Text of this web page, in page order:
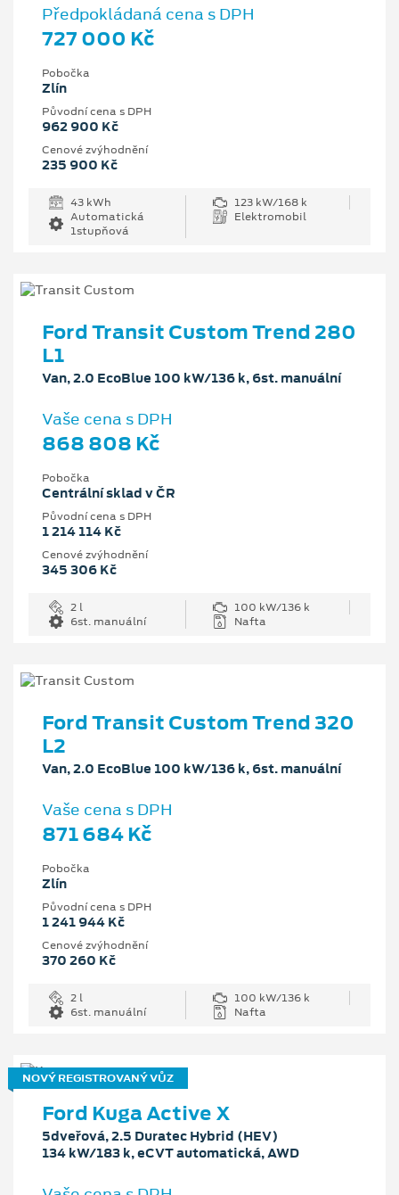
Předpokládaná cena s DPH
727 000 Kč
Pobočka
Zlín
Původní cena s DPH
962 900 Kč
Cenové zvýhodnění
235 900 Kč
43 kWh
123 kW/168 k
Automatická
1stupňová
Elektromobil
Ford Transit Custom Trend 280
L1
Van, 2.0 EcoBlue 100 kW/136 k, 6st. manuální
Vaše cena s DPH
868 808 Kč
Pobočka
Centrální sklad v ČR
Původní cena s DPH
1 214 114 Kč
Cenové zvýhodnění
345 306 Kč
2 l
100 kW/136 k
6st. manuální
Nafta
Ford Transit Custom Trend 320
L2
Van, 2.0 EcoBlue 100 kW/136 k, 6st. manuální
Vaše cena s DPH
871 684 Kč
Pobočka
Zlín
Původní cena s DPH
1 241 944 Kč
Cenové zvýhodnění
370 260 Kč
2 l
100 kW/136 k
6st. manuální
Nafta
NOVÝ REGISTROVANÝ VŮZ
Ford Kuga Active X
5dveřová, 2.5 Duratec Hybrid (HEV)
134 kW/183 k, eCVT automatická, AWD